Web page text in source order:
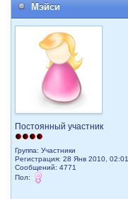
Мэйси
Постоянный участник
Группа: Участники
Регистрация: 28 Янв 2010, 02:01
Сообщений: 4771
Пол: